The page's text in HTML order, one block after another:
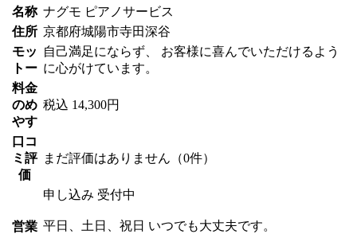
名称 ナグモ ピアノサービス
住所 京都府城陽市寺田深谷
モッ
トー
自己満足にならず、 お客様に喜んでいただけるよう
に心がけています。
料金
のめ
やす
税込 14,300円
口コ
ミ評
価
まだ評価はありません（0件）
営業
申し込み 受付中
平日、土日、祝日 いつでも大丈夫です。